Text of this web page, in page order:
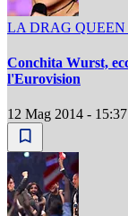
LA DRAG
Conchita Wurst,
l'Eurovision
12 Mag 2014 - 15:37